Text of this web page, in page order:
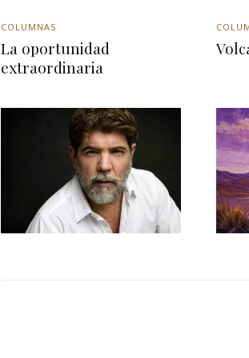
COLUMNAS
La oportunidad
extraordinaria